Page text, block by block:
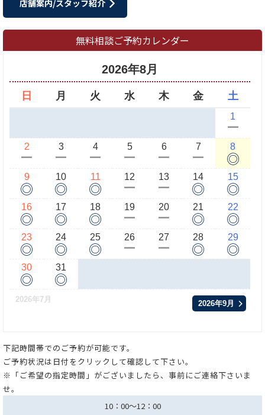
店舗案内/スタッフ紹介
無料相談ご予約カレンダー
2026年8月
日 月 火 水 木 金 土
1
ー
2
ー
3
ー
4
ー
5
ー
6
ー
7
ー
8
◎
9
◎
10
◎
11
◎
12
ー
13
ー
14
◎
15
◎
16
◎
17
◎
18
◎
19
ー
20
ー
21
◎
22
◎
23
◎
24
◎
25
◎
26
ー
27
ー
28
◎
29
◎
30
◎
31
◎
2026年7月 2026年9月
下記時間帯でのご予約が可能です。
ご予約状況は日付をクリックして確認して下さい。
※「ご希望の指定時間」がございましたら、事前にご連絡下さいま
せ。
10：00～12：00